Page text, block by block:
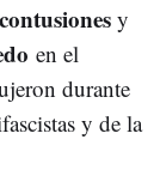
y
en el
durante
y de la